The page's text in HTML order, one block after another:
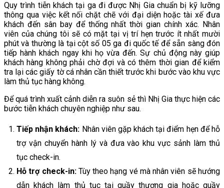
Quy trình tiễn khách tại ga đi được Nhị Gia chuẩn bị kỹ lưỡng
thông qua việc kết nối chặt chẽ với đại diện hoặc tài xế đưa
khách đến sân bay để thống nhất thời gian chính xác. Nhân
viên của chúng tôi sẽ có mặt tại vị trí hẹn trước ít nhất mười
phút và thường là tại cột số 05 ga đi quốc tế để sẵn sàng đón
tiếp hành khách ngay khi họ vừa đến. Sự chủ động này giúp
khách hàng không phải chờ đợi và có thêm thời gian để kiểm
tra lại các giấy tờ cá nhân cần thiết trước khi bước vào khu vực
làm thủ tục hàng không.
Để quá trình xuất cảnh diễn ra suôn sẻ thì Nhị Gia thực hiện các
bước tiễn khách chuyên nghiệp như sau.
Tiếp nhận khách: Nhân viên gặp khách tại điểm hẹn để hỗ
trợ vận chuyển hành lý và đưa vào khu vực sảnh làm thủ
tục check-in.
Hỗ trợ check-in:Tùy theo hạng vé mà nhân viên sẽ hướng
dẫn khách làm thủ tục tại quầy thương gia hoặc quầy